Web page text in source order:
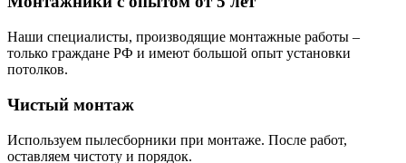
Наши специалисты, производящие монтажные работы –
только граждане РФ и имеют большой опыт установки
потолков.
Чистый монтаж
Используем пылесборники при монтаже. После работ,
оставляем чистоту и порядок.